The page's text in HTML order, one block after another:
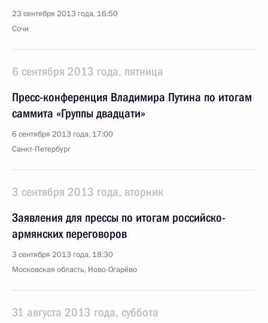
23 сентября 2013 года, 16:50
Сочи
6 сентября 2013 года, пятница
Пресс-конференция Владимира Путина по итогам
саммита «Группы двадцати»
6 сентября 2013 года, 17:00
Санкт-Петербург
3 сентября 2013 года, вторник
Заявления для прессы по итогам российско-
армянских переговоров
3 сентября 2013 года, 18:30
Московская область, Ново-Огарёво
31 августа 2013 года, суббота